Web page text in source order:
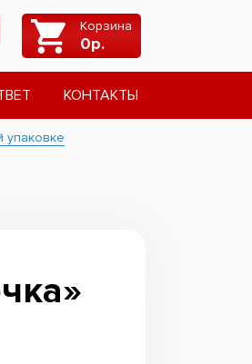
Корзина
0р.
КОНТАКТЫ
упаковке